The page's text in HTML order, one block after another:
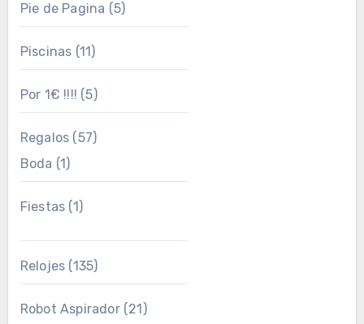
Pie de Pagina (5)
Piscinas (11)
Por 1€ !!!! (5)
Regalos (57)
Boda (1)
Fiestas (1)
Relojes (135)
Robot Aspirador(21)